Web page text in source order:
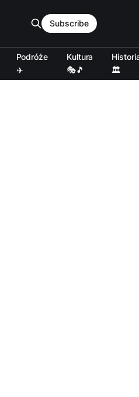
Podróże
✈️
Kultura
🎭🎵
🏛️
Subscribe